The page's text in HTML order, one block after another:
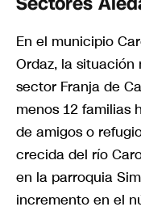
En el municipio
Ordaz, la situación
sector Franja de
menos 12 familias
de amigos o
crecida del río
en la parroquia
incremento en el